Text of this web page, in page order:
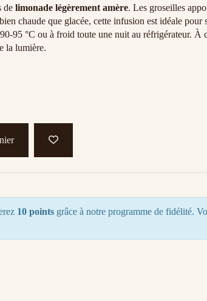
de limonade légèrement amère. Les groseilles
chaude que glacée, cette infusion est idéale pour
95 °C ou à froid toute une nuit au réfrigérateur. À
la lumière.
10 points grâce à notre programme de fidélité.